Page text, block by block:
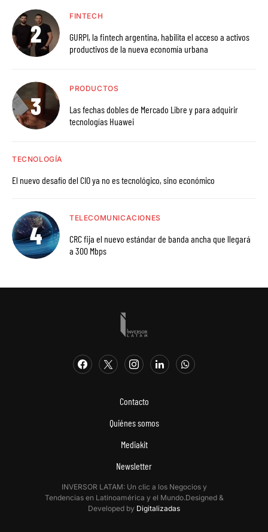
FINTECH
GURPI, la fintech argentina, habilita el acceso a activos
productivos de la nueva economía urbana
PRODUCTOS
Las fechas dobles de Mercado Libre y para adquirir
tecnologías Huawei
TECNOLOGÍA
El nuevo desafío del CIO ya no es tecnológico, sino económico
TELECOMUNICACIONES
CRC fija el nuevo estándar de banda ancha que llegará
a 300 Mbps
Contacto
Quiénes somos
Mediakit
Newsletter
INVERSOR LATAM: Un clic a los Negocios y
Tendencias en Latinoamérica y el Mundo.Designed &
Developed by Digitalizadas